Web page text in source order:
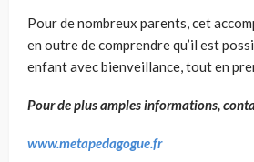
Pour de nombreux parents, cet
en outre de comprendre qu’il est
enfant avec bienveillance, tout en
Pour de plus amples informations,
www.metapedagogue.fr